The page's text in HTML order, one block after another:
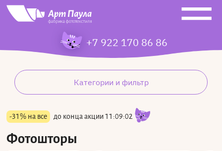
+7 922 170 86 86
Категории и фильтр
-31% на все до конца акции11:09:01
Фотошторы